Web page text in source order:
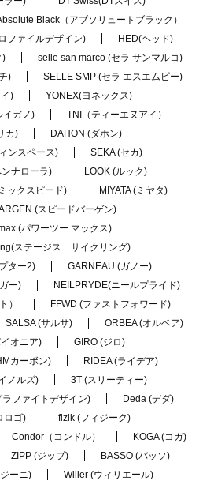
Black（アブソリュートブラック）
ファイルデザイン)
HED(ヘッド)
)
selle san marco (セラ サンマルコ)
)
SELLE SMP (セラ エスエムピー)
)
YONEX(ヨネックス)
イガノ)
TNI（ティーエヌアイ）
カ)
DAHON (ダホン)
ンスペース)
SEKA (セカ)
ナローラ)
LOOK (ルック)
ックスピード)
MIYATA (ミヤタ)
(スピードバーゲン)
(パワーツー マックス)
ステージス サイクリング)
ター2)
GARNEAU (ガノー)
ー)
NEILPRYDE(ニールプライド)
）
FFWD (ファストフォワード)
SALSA (サルサ)
ORBEA (オルベア)
オニア)
GIRO (ジロ)
カーボン)
RIDEA (ライデア)
ノルズ)
3T (スリーティー)
ファイトデザイン)
Deda (デダ)
ロゴ)
fizik (フィジーク)
Condor（コンドル）
KOGA (コガ)
ZIPP (ジップ)
BASSO (バッソ)
ーニ)
Wilier (ウィリエール)